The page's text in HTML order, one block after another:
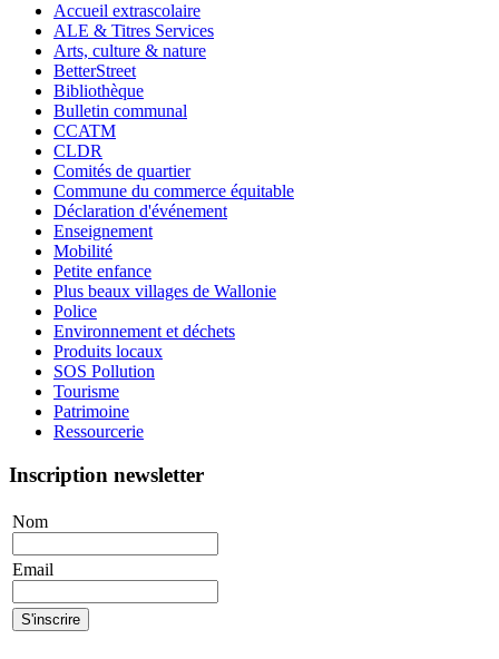
Accueil extrascolaire
ALE & Titres Services
Arts, culture & nature
BetterStreet
Bibliothèque
Bulletin communal
CCATM
CLDR
Comités de quartier
Commune du commerce équitable
Déclaration d'événement
Enseignement
Mobilité
Petite enfance
Plus beaux villages de Wallonie
Police
Environnement et déchets
Produits locaux
SOS Pollution
Tourisme
Patrimoine
Ressourcerie
Inscription newsletter
Nom
Email